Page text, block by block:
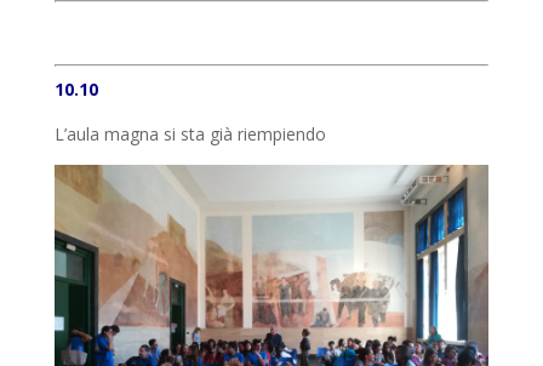
10.10
L’aula magna si sta già riempiendo